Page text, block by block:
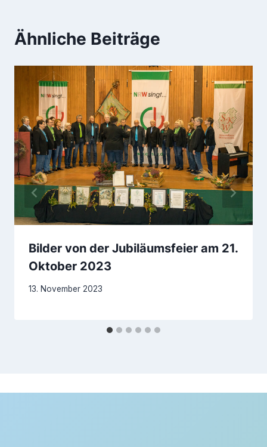
Ähnliche Beiträge
Bilder von der Jubiläumsfeier am 21.
Oktober 2023
13. November 2023